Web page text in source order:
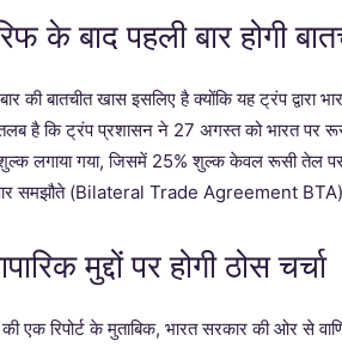
के बाद पहली बार होगी
की बातचीत खास इसलिए है क्योंकि यह ट्रंप
है कि ट्रंप प्रशासन ने 27 अगस्त को भारत
लगाया गया, जिसमें 25% शुल्क केवल रूसी तेल पर
समझौते (Bilateral Trade Agreement BTA) पर
मुद्दों पर होगी ठोस चर्चा
एक रिपोर्ट के मुताबिक, भारत सरकार की ओर से